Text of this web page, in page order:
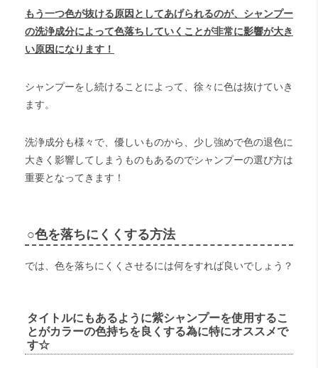
もう一つ色が抜ける原因としてあげられるのが、 シャンプー
の洗浄成分によって色落ちしていくことが非常に影響が大き
い原因になります！
シャンプーをし続けることによって、徐々に色は抜けていき
ます。
洗浄成分も様々で、優しいものから、少し強めで色の退色に
大きく影響してしまうものもあるのでシャンプーの選び方は
重要となってきます！
○色を落ちにくくする方法
では、色を落ちにくくさせるには何をすれば良いでしょう？
タイトルにもあるように紫シャンプーを使用するこ
とがカラーの色持ちを良くする為に特にオススメで
す☆